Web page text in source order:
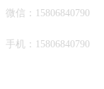
微信：15806840790
手机：15806840790